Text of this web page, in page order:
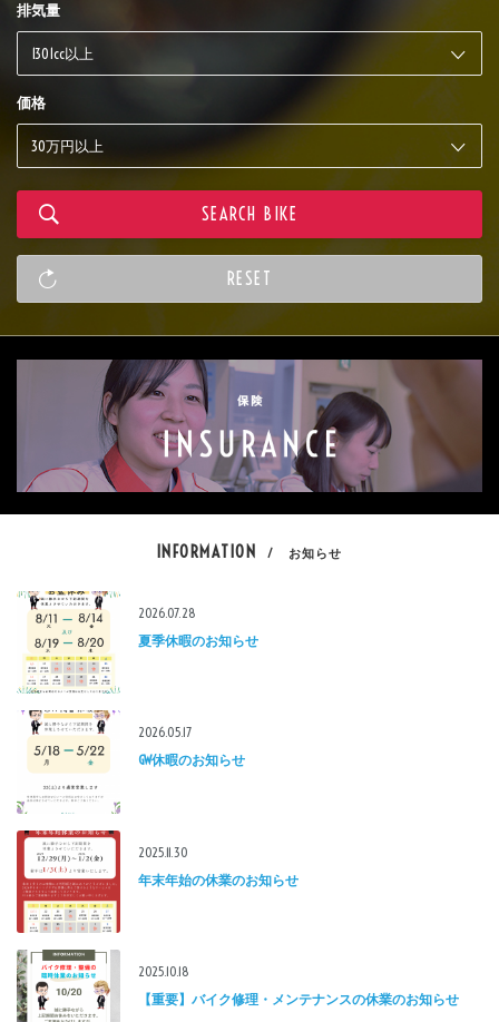
排気量
価格
INFORMATION / お知らせ
2026.07.28
夏季休暇のお知らせ
2026.05.17
GW休暇のお知らせ
2025.11.30
年末年始の休業のお知らせ
2025.10.18
【重要】バイク修理・メンテナンスの休業のお知らせ